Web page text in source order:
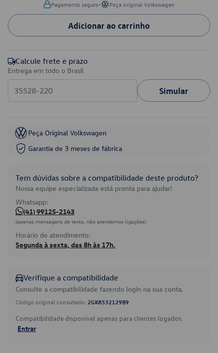
Pagamento seguro• Peça original Volkswagen
Adicionar ao carrinho
Calcule frete e prazo
Entrega em todo o Brasil
Simular
Peça Original Volkswagen
Garantia de 3 meses de fábrica
Tem dúvidas sobre a compatibilidade deste produto?
Nossa equipe especializada está pronta para ajudar!
Whatsapp:
(41) 99125-2143
(apenas mensagens de texto, não atendemos ligações)
Horário de atendimento:
Segunda à sexta, das 8h às 17h.
Verifique a compatibilidade
Consulte a compatibilidade fazendo login na sua conta.
Código original consultado: 2GK8532129B9
Compatibilidade disponível apenas para clientes logados.
Entrar